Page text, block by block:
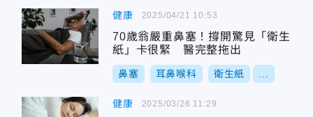
健康
70歲翁嚴重鼻塞！撐開驚見「衛生
紙」卡很緊 醫完整拖出
鼻塞 耳鼻喉科 衛生紙
2025/04/21 10:53
健康 2025/03/26 11:29